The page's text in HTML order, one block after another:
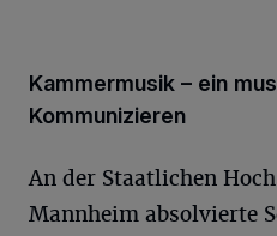
Kammermusik – ein
Kommunizieren
An der Staatlichen
Mannheim absolvierte